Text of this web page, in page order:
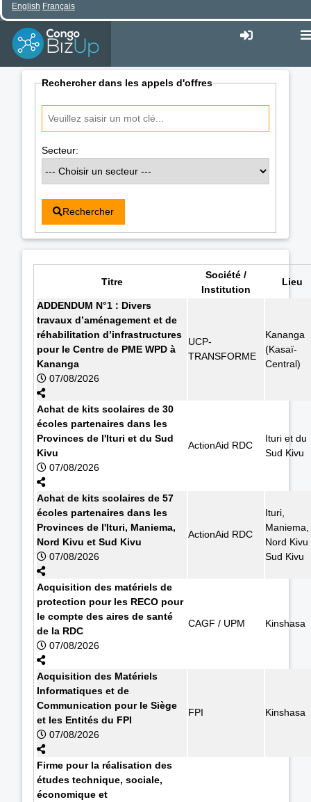
English Français
Rechercher dans les appels d'offres
Secteur:
Rechercher
Titre
Société /
Institution
Lieu
ADDENDUM N°1 : Divers
travaux d’aménagement et de
réhabilitation d’infrastructures
pour le Centre de PME WPD à
Kananga
07/08/2026
UCP-
TRANSFORME
Kananga
(Kasaï-
Central)
Achat de kits scolaires de 30
écoles partenaires dans les
Provinces de l'Ituri et du Sud
Kivu
07/08/2026
ActionAid RDC
Ituri et du
Sud Kivu
Achat de kits scolaires de 57
écoles partenaires dans les
Provinces de l'Ituri, Maniema,
Nord Kivu et Sud Kivu
07/08/2026
ActionAid RDC
Ituri,
Maniema,
Nord Kivu
Sud Kivu
Acquisition des matériels de
protection pour les RECO pour
le compte des aires de santé
de la RDC
07/08/2026
CAGF / UPM Kinshasa
Acquisition des Matériels
Informatiques et de
Communication pour le Siège
et les Entités du FPI
07/08/2026
FPI Kinshasa
Firme pour la réalisation des
études technique, sociale,
économique et